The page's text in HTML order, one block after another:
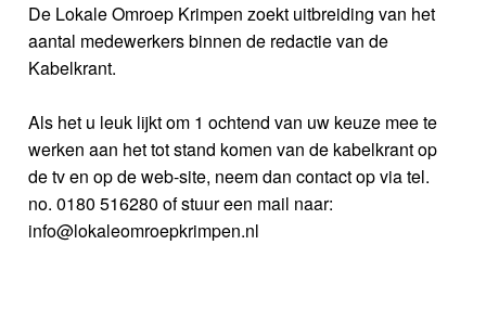
De Lokale Omroep Krimpen zoekt uitbreiding van het
aantal medewerkers binnen de redactie van de
Kabelkrant.
Als het u leuk lijkt om 1 ochtend van uw keuze mee te
werken aan het tot stand komen van de kabelkrant op
de tv en op de web-site, neem dan contact op via tel.
no. 0180 516280 of stuur een mail naar:
info@lokaleomroepkrimpen.nl